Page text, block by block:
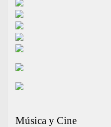
Música y Cine